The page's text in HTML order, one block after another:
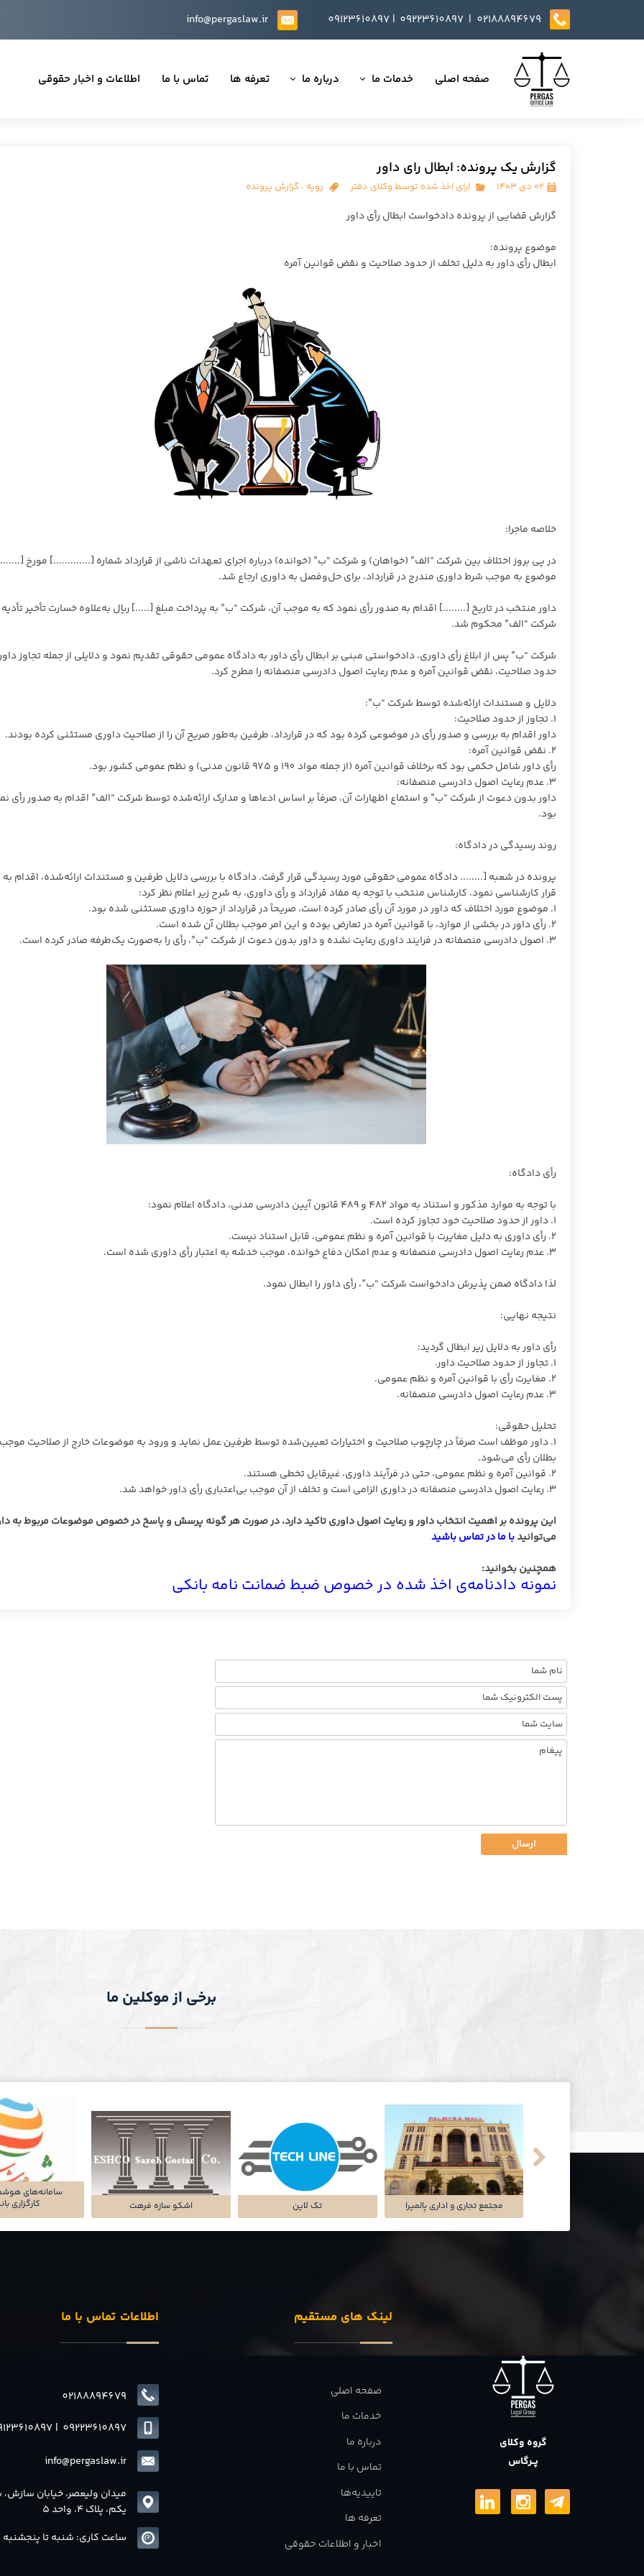
صفحه اصلی خدمات ما
مذاکره، تنظیم و بازبینی قراردادها
ارائه خدمات مشاوره حقوقی
درباره ما تعرفه ها تماس با ما اطلاعات و اخبار حقوقی
09123610897| 09223610897​​​​​​​ | 02188894679
info@pergaslaw.ir
گزارش یک پرونده: ابطال رای داور
۰۲ دی ۱۴۰۳ ارای اخذ شده توسط وکلای دفتر رویه ، گزارش پرونده
گزارش قضایی از پرونده دادخواست ابطال رأی داور
موضوع پرونده:
ابطال رأی داور به دلیل تخلف از حدود صلاحیت و نقض قوانین آمره
خلاصه ماجرا:
در پی بروز اختلاف بین شرکت “الف” (خواهان) و شرکت “ب” (خوانده) درباره اجرای تعهدات ناشی از قرارداد شماره [.............] مورخ
موضوع به موجب شرط داوری مندرج در قرارداد، برای حل‌وفصل به داوری ارجاع شد.
داور منتخب در تاریخ [........] اقدام به صدور رأی نمود که به موجب آن، شرکت “ب” به پرداخت مبلغ [.....] ریال به‌علاوه خسارت تأخیر
شرکت “الف” محکوم شد.
شرکت “ب” پس از ابلاغ رأی داوری، دادخواستی مبنی بر ابطال رأی داور به دادگاه عمومی حقوقی تقدیم نمود و دلایلی از جمله تجاوز
حدود صلاحیت، نقض قوانین آمره و عدم رعایت اصول دادرسی منصفانه را مطرح کرد.
دلایل و مستندات ارائه‌شده توسط شرکت “ب”:
1. تجاوز از حدود صلاحیت:
داور اقدام به بررسی و صدور رأی در موضوعی کرده بود که در قرارداد، طرفین به‌طور صریح آن را از صلاحیت داوری مستثنی کرده بودند.
2. نقض قوانین آمره:
رأی داور شامل حکمی بود که برخلاف قوانین آمره (از جمله مواد 190 و 975 قانون مدنی) و نظم عمومی کشور بود.
3. عدم رعایت اصول دادرسی منصفانه:
داور بدون دعوت از شرکت “ب” و استماع اظهارات آن، صرفاً بر اساس ادعاها و مدارک ارائه‌شده توسط شرکت “الف” اقدام به صدور رأی
بود.
روند رسیدگی در دادگاه:
پرونده در شعبه [........ دادگاه عمومی حقوقی مورد رسیدگی قرار گرفت. دادگاه با بررسی دلایل طرفین و مستندات ارائه‌شده، اقدام
قرار کارشناسی نمود. کارشناس منتخب با توجه به مفاد قرارداد و رأی داوری، به شرح زیر اعلام نظر کرد:
1. موضوع مورد اختلاف که داور در مورد آن رأی صادر کرده است، صریحاً در قرارداد از حوزه داوری مستثنی شده بود.
2. رأی داور در بخشی از موارد، با قوانین آمره در تعارض بوده و این امر موجب بطلان آن شده است.
3. اصول دادرسی منصفانه در فرایند داوری رعایت نشده و داور بدون دعوت از شرکت “ب”، رأی را به‌صورت یک‌طرفه صادر کرده است.
رأی دادگاه:
با توجه به موارد مذکور و استناد به مواد 482 و 489 قانون آیین دادرسی مدنی، دادگاه اعلام نمود:
1. داور از حدود صلاحیت خود تجاوز کرده است.
2. رأی داوری به دلیل مغایرت با قوانین آمره و نظم عمومی، قابل استناد نیست.
3. عدم رعایت اصول دادرسی منصفانه و عدم امکان دفاع خوانده، موجب خدشه به اعتبار رأی داوری شده است.
لذا دادگاه ضمن پذیرش دادخواست شرکت “ب”، رأی داور را ابطال نمود.
نتیجه نهایی:
رأی داور به دلایل زیر ابطال گردید:
1. تجاوز از حدود صلاحیت داور.
2. مغایرت رأی با قوانین آمره و نظم عمومی.
3. عدم رعایت اصول دادرسی منصفانه.
تحلیل حقوقی:
1. داور موظف است صرفاً در چارچوب صلاحیت و اختیارات تعیین‌شده توسط طرفین عمل نماید و ورود به موضوعات خارج از صلاحیت موجب
بطلان رأی می‌شود.
2. قوانین آمره و نظم عمومی، حتی در فرآیند داوری، غیرقابل تخطی هستند.
3. رعایت اصول دادرسی منصفانه در داوری الزامی است و تخلف از آن موجب بی‌اعتباری رأی داور خواهد شد.
این پرونده بر اهمیت انتخاب داور و رعایت اصول داوری تاکید دارد، در صورت هر گونه پرسش و پاسخ در خصوص موضوعات مربوط به
می‌توانیدبا ما در تماس باشید
همچنین بخوانید:
نمونه دادنامه‌ی اخذ شده در خصوص ضبط ضمانت نامه بانکی
ارسال
سامانه‌های
کارگزاری
اشکو سازه فرهت تک لاین مجتمع تجاری و اداری پالمیرا
برخی از موکلین ما
گروه وکلای
پــرگاس
لینک های مستقیم
صفحه اصلی
خدمات ما
درباره ما
تماس با ما
تاییدیه‌ها
تعرفه ها
اخبار و اطلاعات حقوقی
اطلاعات تماس با ما
02188894679
info@pergaslaw.ir
| 09223610897
میدان ولیعصر، خیابان
یکم، پلاک 4، واحد 5
ساعت کاری: شنبه تا پنجشنبه 8 الی17